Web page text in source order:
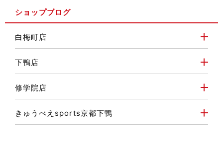
ショップブログ
白梅町店
下鴨店
修学院店
きゅうべえsports京都下鴨